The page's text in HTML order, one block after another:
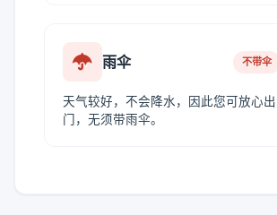
雨伞 不带伞
天气较好，不会降水，因此您可放心出
门，无须带雨伞。